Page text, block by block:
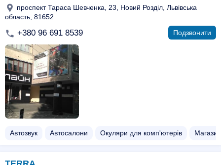
проспект Тараса Шевченка, 23, Новий Розділ, Львівська
область, 81652
+380 96 691 8539 Подзвонити
Автозвук Автосалони Окуляри для комп'ютерів